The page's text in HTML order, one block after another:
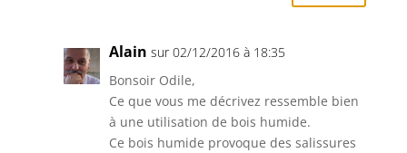
Alain sur 02/12/2016 à 18:35
Bonsoir Odile,
Ce que vous me décrivez ressemble bien
à une utilisation de bois humide.
Ce bois humide provoque des salissures